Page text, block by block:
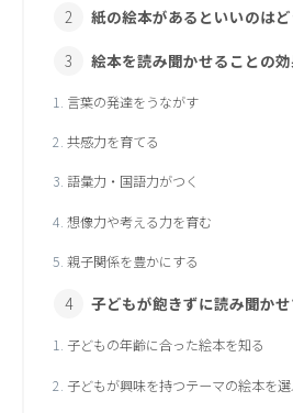
紙の絵本があるといいのは
絵本を読み聞かせることの
言葉の発達をうながす
共感力を育てる
語彙力・国語力がつく
想像力や考える力を育む
親子関係を豊かにする
子どもが飽きずに読み聞か
子どもの年齢に合った絵本を知る
子どもが興味を持つテーマの絵本を